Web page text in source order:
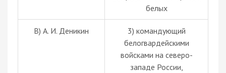
белых
В) А. И. Деникин
3) командующий
белогвардейскими
войсками на северо-
западе России,